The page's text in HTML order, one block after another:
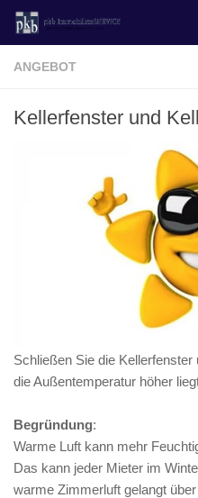
Zum Inhalt springen
ANGEBOT
Kellerfenster und
Schließen Sie die
die Außentemperatur höher
Begründung:
Warme Luft kann mehr
Das kann jeder Mieter im
warme Zimmerluft gelangt